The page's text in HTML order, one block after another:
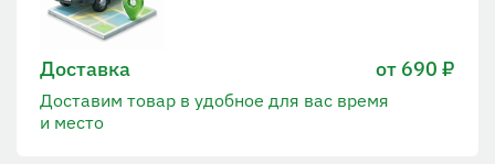
Доставка от 690 ₽
Доставим товар в удобное для вас время
и место